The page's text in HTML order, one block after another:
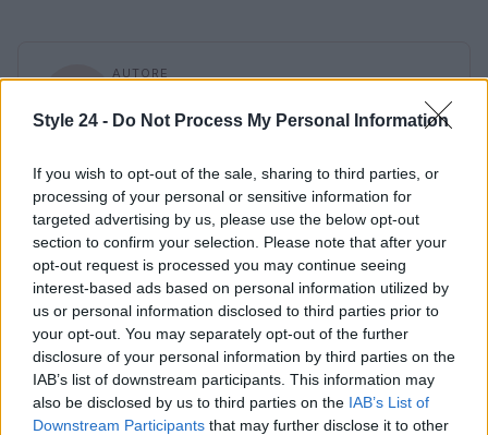
Style 24 - Do Not Process My Personal Information
If you wish to opt-out of the sale, sharing to third parties, or
processing of your personal or sensitive information for
targeted advertising by us, please use the below opt-out
section to confirm your selection. Please note that after your
opt-out request is processed you may continue seeing
interest-based ads based on personal information utilized by
us or personal information disclosed to third parties prior to
your opt-out. You may separately opt-out of the further
disclosure of your personal information by third parties on the
IAB’s list of downstream participants. This information may
also be disclosed by us to third parties on the IAB’s List of
Downstream Participants that may further disclose it to other
AUTORE